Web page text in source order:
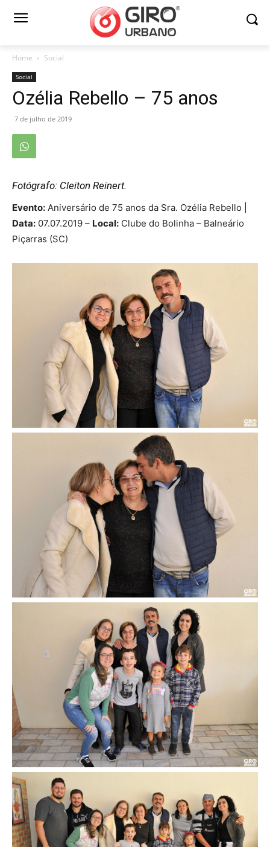
Home Social
Social
Ozélia Rebello – 75 anos
7 de julho de 2019
Fotógrafo: Cleiton Reinert.
Evento: Aniversário de 75 anos da Sra. Ozélia Rebello |
Data: 07.07.2019 – Local: Clube do Bolinha – Balneário
Piçarras (SC)